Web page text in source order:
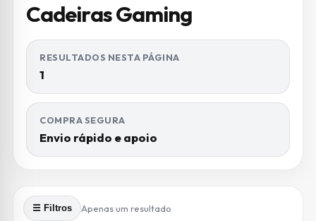
Cadeiras Gaming
RESULTADOS NESTA PÁGINA
1
COMPRA SEGURA
Envio rápido e apoio
☰ Filtros Apenas um resultado